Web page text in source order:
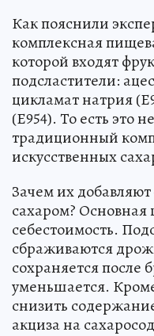
Как пояснили
комплексная
которой входят
подсластители:
цикламат натрия
(Е954). То есть это
традиционный
искусственных
Зачем их
сахаром? Основная
себестоимость.
сбраживаются
сохраняется после
уменьшается.
снизить
акциза на